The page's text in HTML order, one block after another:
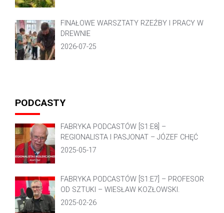
FINAŁOWE WARSZTATY RZEŹBY I PRACY W
DREWNIE
2026-07-25
PODCASTY
FABRYKA PODCASTÓW [S1:E8] –
REGIONALISTA I PASJONAT – JÓZEF CHĘĆ
2025-05-17
FABRYKA PODCASTÓW [S1:E7] – PROFESOR
OD SZTUKI – WIESŁAW KOZŁOWSKI.
2025-02-26